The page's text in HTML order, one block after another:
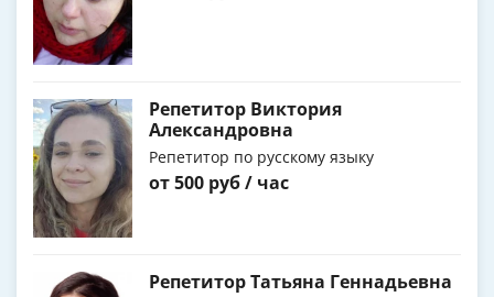
Репетитор Виктория
Александровна
Репетитор по русскому языку
от 500 руб / час
Репетитор Татьяна Геннадьевна